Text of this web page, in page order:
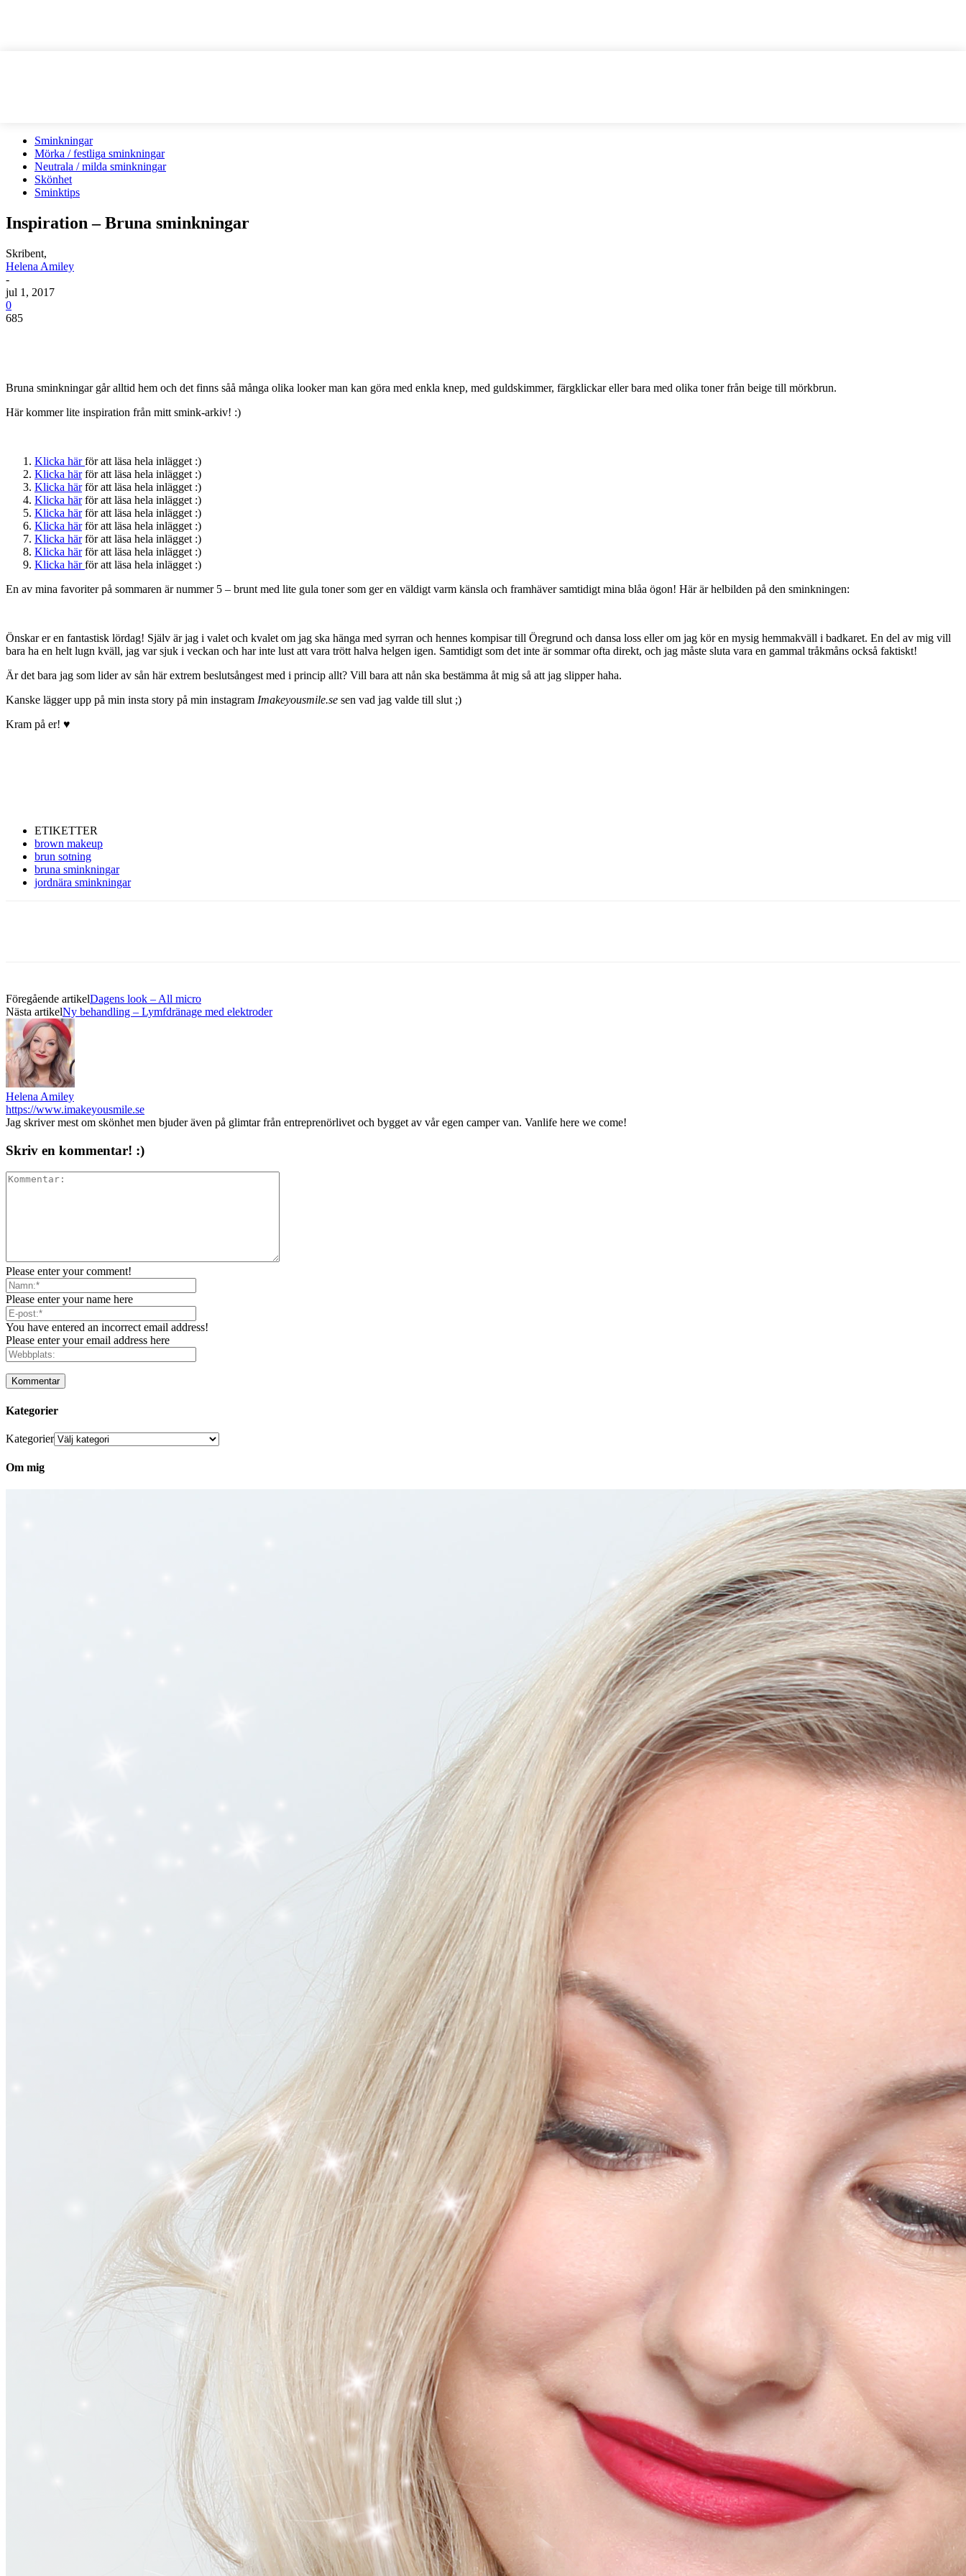
Sminkningar
Mörka / festliga sminkningar
Neutrala / milda sminkningar
Skönhet
Sminktips
Inspiration – Bruna sminkningar
Skribent,
Helena Amiley
-
jul 1, 2017
0
685
Bruna sminkningar går alltid hem och det finns såå många olika looker man kan göra med enkla knep, med guldskimmer, färgklickar eller bara med olika toner från beige till mörkbrun.
Här kommer lite inspiration från mitt smink-arkiv! :)
Klicka härför att läsa hela inlägget :)
Klicka härför att läsa hela inlägget :)
Klicka härför att läsa hela inlägget :)
Klicka härför att läsa hela inlägget :)
Klicka härför att läsa hela inlägget :)
Klicka härför att läsa hela inlägget :)
Klicka härför att läsa hela inlägget :)
Klicka härför att läsa hela inlägget :)
Klicka härför att läsa hela inlägget :)
En av mina favoriter på sommaren är nummer 5 – brunt med lite gula toner som ger en väldigt varm känsla och framhäver samtidigt mina blåa ögon! Här är helbilden på den sminkningen:
Önskar er en fantastisk lördag! Själv är jag i valet och kvalet om jag ska hänga med syrran och hennes kompisar till Öregrund och dansa loss eller om jag kör en mysig hemmakväll i badkaret. En del av mig vill
bara ha en helt lugn kväll, jag var sjuk i veckan och har inte lust att vara trött halva helgen igen. Samtidigt som det inte är sommar ofta direkt, och jag måste sluta vara en gammal tråkmåns också faktiskt!
Är det bara jag som lider av sån här extrem beslutsångest med i princip allt? Vill bara att nån ska bestämma åt mig så att jag slipper haha.
Kanske lägger upp på min insta story på min instagram Imakeyousmile.se sen vad jag valde till slut ;)
Kram på er! ♥
ETIKETTER
brown makeup
brun sotning
bruna sminkningar
jordnära sminkningar
Föregående artikelDagens look – All micro
Nästa artikelNy behandling – Lymfdränage med elektroder
Helena Amiley
https://www.imakeyousmile.se
Jag skriver mest om skönhet men bjuder även på glimtar från entreprenörlivet och bygget av vår egen camper van. Vanlife here we come!
Skriv en kommentar! :)
Please enter your comment!
Please enter your name here
You have entered an incorrect email address!
Please enter your email address here
Kategorier
Kategorier
Om mig